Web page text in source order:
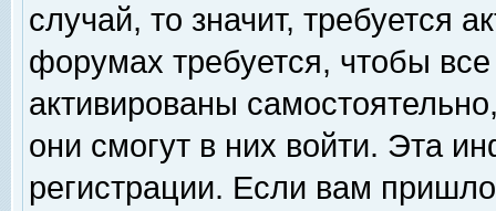
случай, то значит, требуется
форумах требуется, чтобы
активированы
они смогут в них войти. Эта
регистрации. Если вам